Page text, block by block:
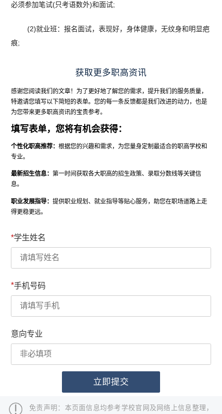
必须参加笔试(只考语数外)和面试;
(2)就业班：报名面试，表现好，身体健康，无纹身和明显疤
痕;
获取更多职高资讯
感谢您阅读我们的文章！为了更好地了解您的需求，提升我们的服务质量，
特邀请您填写以下简短的表单。您的每一条反馈都是我们改进的动力，也是
为您带来更多职高资讯的宝贵参考。
填写表单，您将有机会获得：
个性化职高推荐：根据您的兴趣和需求，为您量身定制最适合的职高学校和
专业。
最新招生信息：第一时间获取各大职高的招生政策、录取分数线等关键信
息。
职业发展指导：提供职业规划、就业指导等贴心服务，助您在职场道路上走
得更稳更远。
*学生姓名
*手机号码
意向专业
免责声明：本页面信息均参考学校官网及网络上信息整理，